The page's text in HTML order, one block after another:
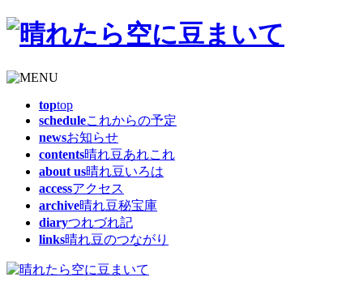
toptop
scheduleこれからの予定
newsお知らせ
contents晴れ豆あれこれ
about us晴れ豆いろは
accessアクセス
archive晴れ豆秘宝庫
diaryつれづれ記
links晴れ豆のつながり